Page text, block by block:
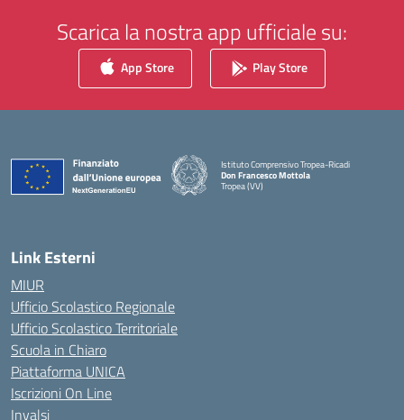
Scarica la nostra app ufficiale su:
App Store Play Store
Istituto Comprensivo Tropea-Ricadi
Don Francesco Mottola
Tropea (VV)
— Visita la pagina iniziale della scuola
Link Esterni
MIUR
Ufficio Scolastico Regionale
Ufficio Scolastico Territoriale
Scuola in Chiaro
Piattaforma UNICA
Iscrizioni On Line
Invalsi